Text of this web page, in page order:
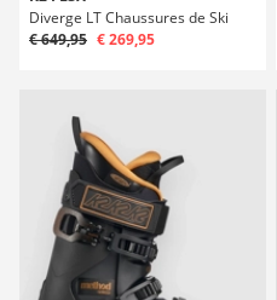
Diverge LT Chaussures de Ski
€ 649,95 € 269,95